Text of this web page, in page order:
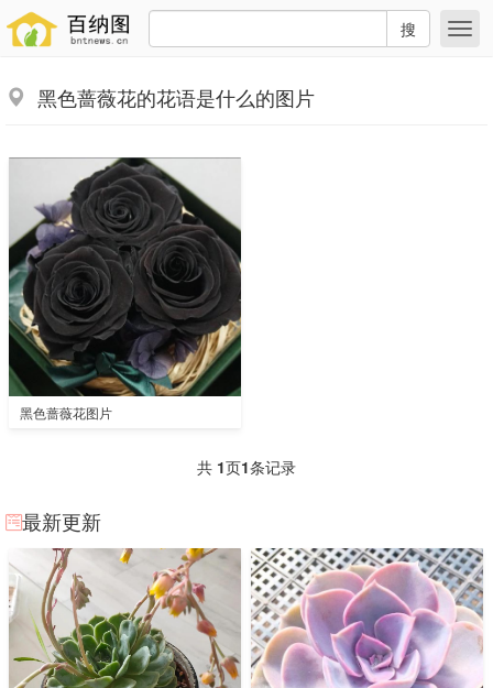
搜
黑色蔷薇花的花语是什么的图片
黑色蔷薇花图片
共 1页1条记录
最新更新